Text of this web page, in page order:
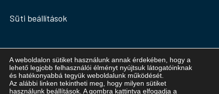
Süti beállítások
Facebook Instagram TikTok YouTube
A weboldalon sütiket használunk annak érdekében, hogy a
lehető legjobb felhasználói élményt nyújtsuk látogatóinknak
és hatékonyabbá tegyük weboldalunk működését.
Az alábbi linken tekintheti meg, hogy milyen sütiket
használunk beállítások . A gombra kattintva elfogadja a